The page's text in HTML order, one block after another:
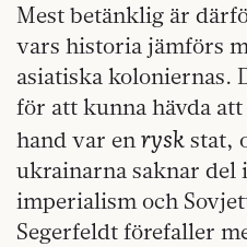
Mest betänklig är
vars historia jämförs
asiatiska koloniernas.
för att kunna hävda
hand var enrysk stat,
ukrainarna saknar del
imperialism och
Segerfeldt förefaller